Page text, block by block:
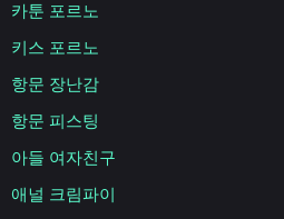
카툰 포르노
키스 포르노
항문 장난감
항문 피스팅
아들 여자친구
애널 크림파이